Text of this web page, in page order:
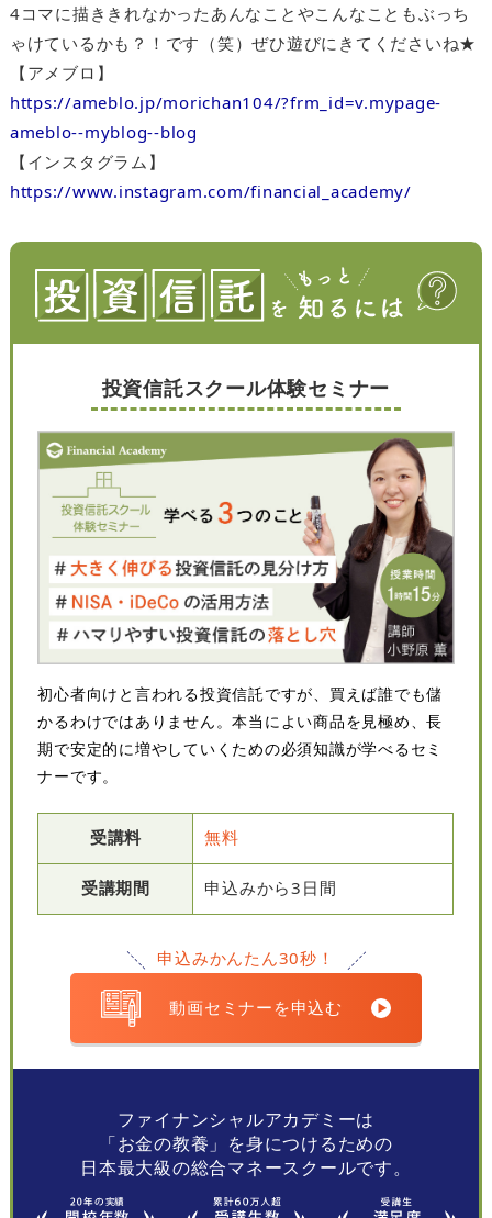
4コマに描ききれなかったあんなことやこんなこともぶっち
ゃけているかも？！です（笑）ぜひ遊びにきてくださいね★
【アメブロ】
https://ameblo.jp/morichan104/?frm_id=v.mypage-
ameblo--myblog--blog
【インスタグラム】
https://www.instagram.com/financial_academy/
投資信託スクール体験セミナー
初心者向けと言われる投資信託ですが、買えば誰でも儲
かるわけではありません。本当によい商品を見極め、長
期で安定的に増やしていくための必須知識が学べるセミ
ナーです。
受講料 無料
受講期間 申込みから3日間
申込みかんたん30秒！
動画セミナーを申込む
ファイナンシャルアカデミーは
「お金の教養」を身につけるための
日本最大級の総合マネースクールです。